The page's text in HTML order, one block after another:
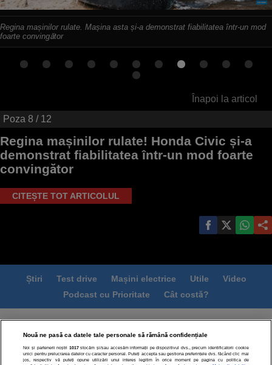
Regina mașinilor rulate. Mașina asta și-a demonstrat fiabilitatea într-un mod
foarte convingător
Înapoi la articol
Poza 8 / 12
Regina mașinilor rulate! Honda Civic și-a
demonstrat fiabilitatea într-un mod foarte
convingător
CITEȘTE TOT ARTICOLUL
Știri Test drive Mașini electrice Utile
Video
Podcast cu Prioritate
Cât costă?
Termeni si conditii
Politica de confidentialitate
Politica de cookies
Echipa editorială
Modifică Setările
Nouă ne pasă ca datele tale personale să rămână confidențiale
Noi și partenerii noștri 1017stocăm și/sau accesăm informații pe dispozitivul dvs., precum identificatorii cookie
unici pentru prelucrarea datelor cu caracter personal. Puteți accepta sau gestiona preferințele dvs. făcând clic mai
jos, respectiv vă puteți opune utilizării unui interes legitim în orice moment pe pagina cu politica de